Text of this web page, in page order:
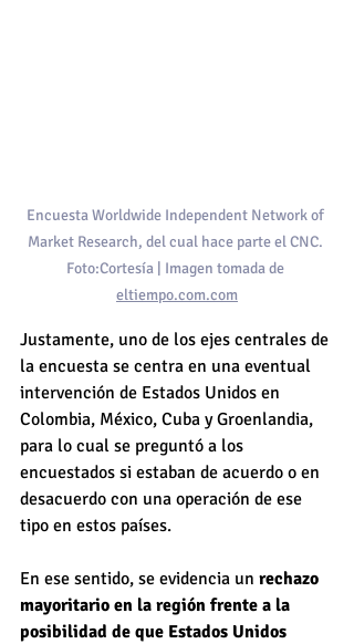
Encuesta Worldwide Independent Network of
Market Research, del cual hace parte el CNC.
Foto:Cortesía | Imagen tomada de
eltiempo.com.com
Justamente, uno de los ejes centrales de
la encuesta se centra en una eventual
intervención de Estados Unidos en
Colombia, México, Cuba y Groenlandia,
para lo cual se preguntó a los
encuestados si estaban de acuerdo o en
desacuerdo con una operación de ese
tipo en estos países.
En ese sentido, se evidencia un rechazo
mayoritario en la región frente a la
posibilidad de que Estados Unidos